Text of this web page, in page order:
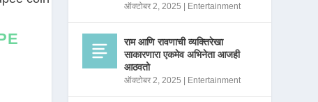
ऑक्टोबर 2, 2025 Entertainment
राम आणि रावणाची व्यक्तिरेखा
साकारणारा एकमेव अभिनेता आजही
आठवतो
ऑक्टोबर 2, 2025 Entertainment